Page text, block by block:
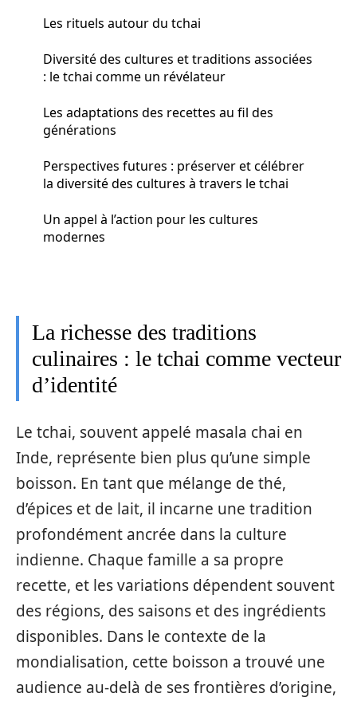
Les rituels autour du tchai
Diversité des cultures et traditions associées
: le tchai comme un révélateur
Les adaptations des recettes au fil des
générations
Perspectives futures : préserver et célébrer
la diversité des cultures à travers le tchai
Un appel à l’action pour les cultures
modernes
La richesse des traditions
culinaires : le tchai comme vecteur
d’identité
Le tchai, souvent appelé masala chai en
Inde, représente bien plus qu’une simple
boisson. En tant que mélange de thé,
d’épices et de lait, il incarne une tradition
profondément ancrée dans la culture
indienne. Chaque famille a sa propre
recette, et les variations dépendent souvent
des régions, des saisons et des ingrédients
disponibles. Dans le contexte de la
mondialisation, cette boisson a trouvé une
audience au-delà de ses frontières d’origine,